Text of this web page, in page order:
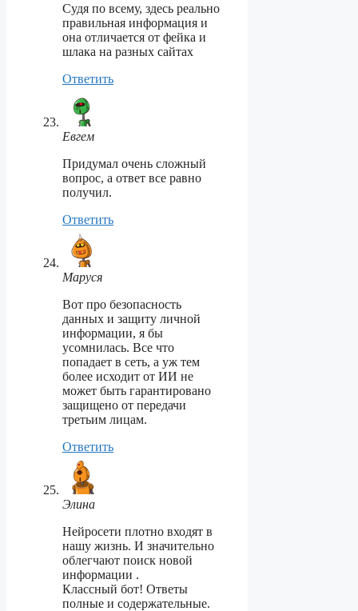
Судя по всему, здесь реально
правильная информация и
она отличается от фейка и
шлака на разных сайтах
Ответить
Евгем
Придумал очень сложный
вопрос, а ответ все равно
получил.
Ответить
Маруся
Вот про безопасность
данных и защиту личной
информации, я бы
усомнилась. Все что
попадает в сеть, а уж тем
более исходит от ИИ не
может быть гарантировано
защищено от передачи
третьим лицам.
Ответить
Элина
Нейросети плотно входят в
нашу жизнь. И значительно
облегчают поиск новой
информации .
Классный бот! Ответы
полные и содержательные.